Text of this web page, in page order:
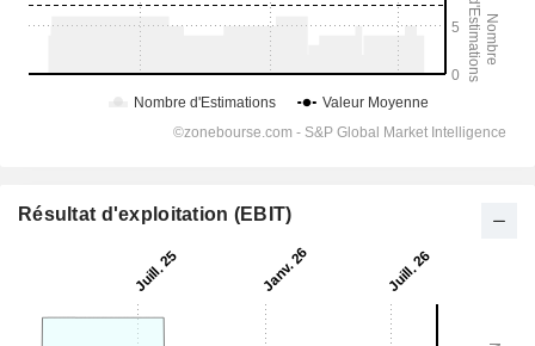
Résultat d'exploitation (EBIT)